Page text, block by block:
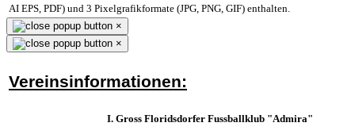
AI EPS, PDF) und 3 Pixelgrafikformate (JPG, PNG, GIF) enthalten.
×
×
Vereinsinformationen:
I. Gross Floridsdorfer Fussballklub "Admira"